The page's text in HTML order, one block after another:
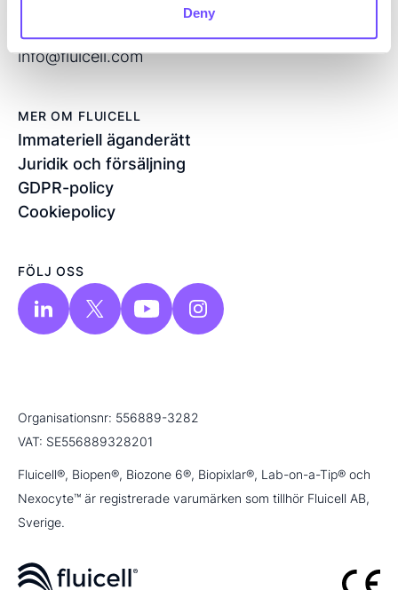
Deny
+46 76 208 33 54
info@fluicell.com
MER OM FLUICELL
Immateriell äganderätt
Juridik och försäljning
GDPR-policy
Cookiepolicy
FÖLJ OSS
Organisationsnr: 556889-3282
VAT: SE556889328201
Fluicell®, Biopen®, Biozone 6®, Biopixlar®, Lab-on-a-Tip® och
Nexocyte™ är registrerade varumärken som tillhör Fluicell AB,
Sverige.